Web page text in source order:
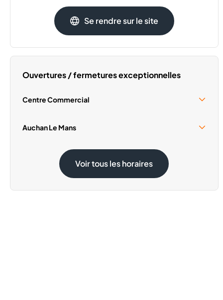
09:30 - 20:00
Vendredi
09:30 - 20:00
Se rendre sur le site
Ouvertures / fermetures exceptionnelles
Centre Commercial
Samedi 15 Août
Auchan Le Mans
Samedi 15 Août
08:30 - 19:30
Voir tous les horaires